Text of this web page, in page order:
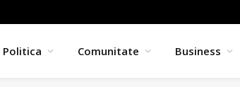
Politica Comunitate Business